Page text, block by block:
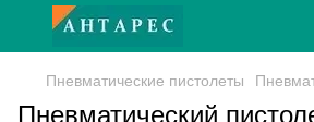
Пневматические пистолеты
Пневматический